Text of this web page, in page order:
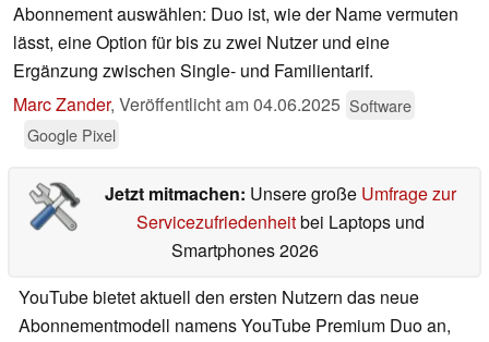
Abonnement auswählen: Duo ist, wie der Name vermuten
lässt, eine Option für bis zu zwei Nutzer und eine
Ergänzung zwischen Single- und Familientarif.
Marc Zander, Veröffentlicht am04.06.2025 Software
Google Pixel
Jetzt mitmachen: Unsere große Umfrage zur
Servicezufriedenheitbei Laptops und
Smartphones 2026
YouTube bietet aktuell den ersten Nutzern das neue
Abonnementmodell namens YouTube Premium Duo an,